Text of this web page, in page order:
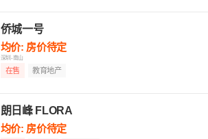
侨城一号
均价: 房价待定
深圳-南山
在售 教育地产
朗日峰 FLORA
均价: 房价待定